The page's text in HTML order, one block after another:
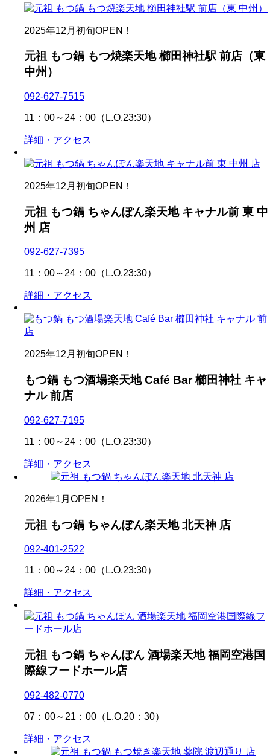
2025年12月初旬OPEN！
元祖 もつ鍋 もつ焼楽天地 櫛田神社駅 前店（東
中州）
092-627-7515
11：00～24：00（L.O.23:30）
詳細・アクセス
2025年12月初旬OPEN！
元祖 もつ鍋 ちゃんぽん楽天地 キャナル前 東 中
州 店
092-627-7395
11：00～24：00（L.O.23:30）
詳細・アクセス
2025年12月初旬OPEN！
もつ鍋 もつ酒場楽天地 Café Bar 櫛田神社 キャ
ナル 前店
092-627-7195
11：00～24：00（L.O.23:30）
詳細・アクセス
2026年1月OPEN！
元祖 もつ鍋 ちゃんぽん楽天地 北天神 店
092-401-2522
11：00～24：00（L.O.23:30）
詳細・アクセス
元祖 もつ鍋 ちゃんぽん 酒場楽天地 福岡空港国
際線フードホール店
092-482-0770
07：00～21：00（L.O.20：30）
詳細・アクセス